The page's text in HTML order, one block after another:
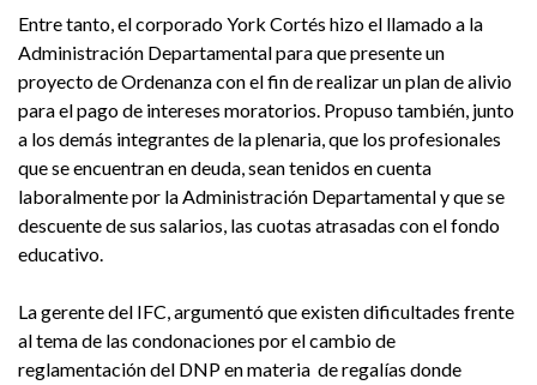
Entre tanto, el corporado York Cortés hizo el llamado a la
Administración Departamental para que presente un
proyecto de Ordenanza con el fin de realizar un plan de alivio
para el pago de intereses moratorios. Propuso también, junto
a los demás integrantes de la plenaria, que los profesionales
que se encuentran en deuda, sean tenidos en cuenta
laboralmente por la Administración Departamental y que se
descuente de sus salarios, las cuotas atrasadas con el fondo
educativo.
La gerente del IFC, argumentó que existen dificultades frente
al tema de las condonaciones por el cambio de
reglamentación del DNP en materia de regalías donde